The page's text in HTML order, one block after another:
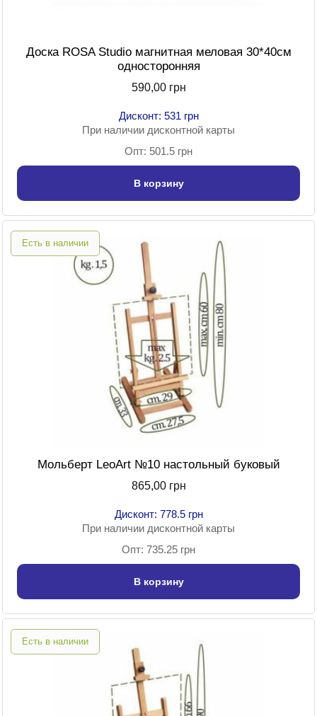
Доска ROSA Studio магнитная меловая 30*40см
односторонняя
590,00 грн
Дисконт: 531 грн
При наличии дисконтной карты
Опт: 501.5 грн
В корзину
Есть в наличии
Мольберт LeoArt №10 настольный буковый
865,00 грн
Дисконт: 778.5 грн
При наличии дисконтной карты
Опт: 735.25 грн
В корзину
Есть в наличии